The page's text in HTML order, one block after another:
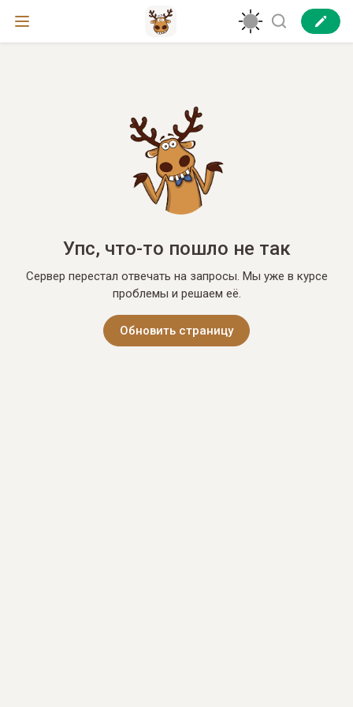
Упс, что-то пошло не так
Сервер перестал отвечать на запросы. Мы уже в курсе
проблемы и решаем её.
Обновить страницу